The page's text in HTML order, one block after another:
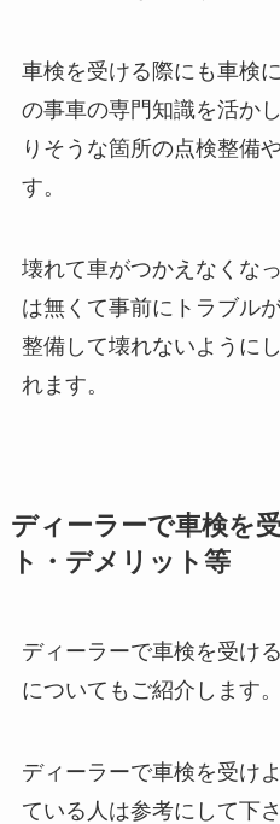
車検を受ける際にも車検
の事車の専門知識を活か
りそうな箇所の点検整備
す。
壊れて車がつかえなくな
は無くて事前にトラブル
整備して壊れないように
れます。
ディーラーで車検を
ト・デメリット等
ディーラーで車検を受け
についてもご紹介します。
ディーラーで車検を受け
ている人は参考にして下さ